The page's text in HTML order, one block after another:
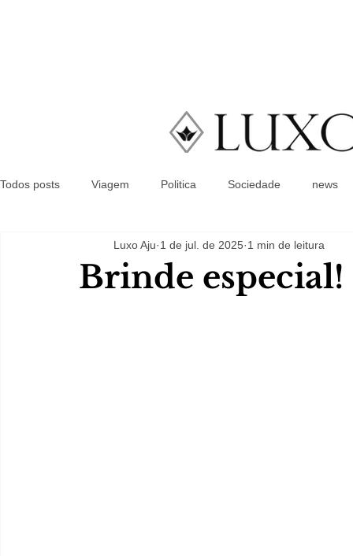
Todos posts Viagem Politica Sociedade news
Brinde especial!
Luxo Aju 1 de jul. de 2025 1 min de leitura